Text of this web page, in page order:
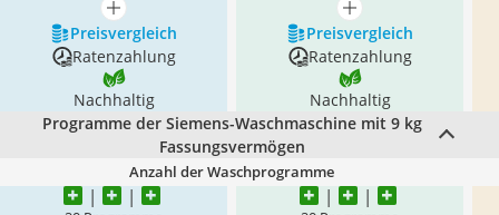
mehr anzeigen
mehr anzeigen
Preis­vergleich
Preis­vergleich
Ratenzahlung
Ratenzahlung
Nachhaltig
Nachhaltig
Programme der Siemens-Waschmaschine mit 9 kg
Fassungsvermögen
Anzahl der Waschprogramme